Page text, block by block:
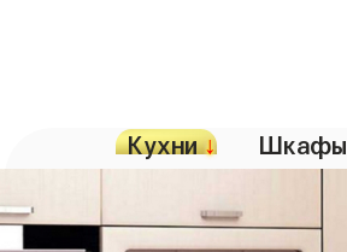
Кухни↓ Шкафы